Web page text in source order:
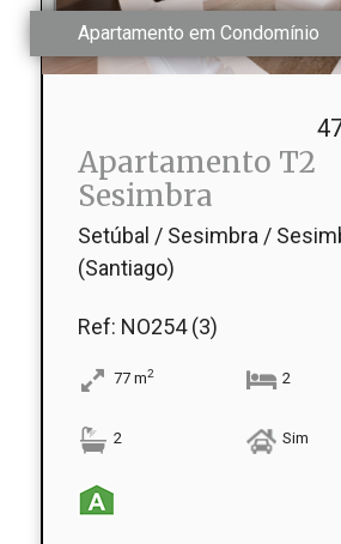
Apartamento em Condomínio
Apartamento T2
Sesimbra
Setúbal / Sesimbra /
(Santiago)
Ref: NO254 (3)
77m2 2
2 Sim